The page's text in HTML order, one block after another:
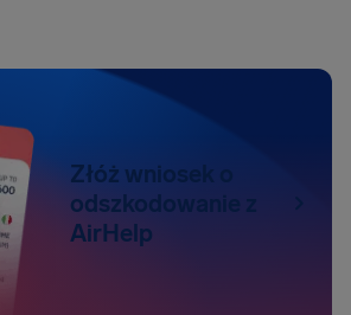
Złóż wniosek o
odszkodowanie z
AirHelp